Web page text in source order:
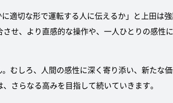
適切な形で運転する人に伝えるか」と上田は
せ、より直感的な操作や、一人ひとりの感性
むしろ、人間の感性に深く寄り添い、新たな
さらなる高みを目指して続いていきます。